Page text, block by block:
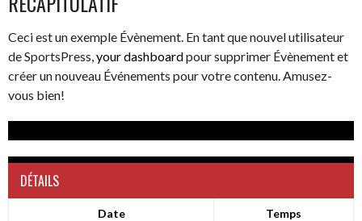
Ceci est un exemple Évènement. En tant que nouvel utilisateur
de SportsPress,your dashboardpour supprimer Évènement et
créer un nouveau Événements pour votre contenu. Amusez-
vous bien!
DÉTAILS
Date Temps